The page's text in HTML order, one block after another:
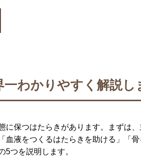
一わかりやすく解説し
に保つはたらきがあります。まずは
血液をつくるはたらきを助ける」「
5つを説明します。